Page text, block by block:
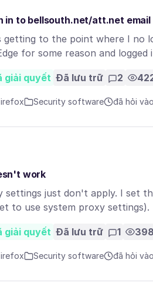
in to bellsouth.net/att.net email
getting to the point where I no
for some reason and
giải quyết Đã lưu trữ 2
Security software đã hỏi
work
settings just don't apply. I set
to use system proxy
giải quyết Đã lưu trữ 1 398
Security software đã hỏi